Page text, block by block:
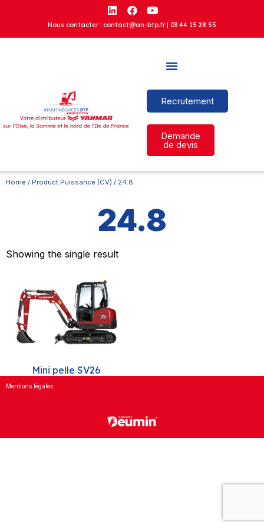
Nous contacter : contact@an-btp.fr | 03 44 15 28 55
Recrutement
Demande
de devis
Home / Product Puissance (CV) / 24.8
24.8
Showing the single result
Mini pelle SV26
Mentions légales